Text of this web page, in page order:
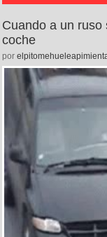
Cuando a un ruso
coche
por